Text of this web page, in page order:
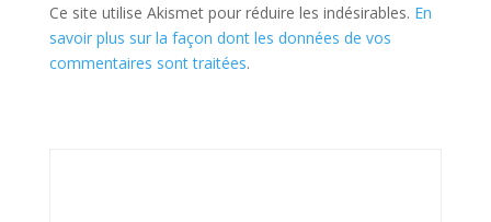
Ce site utilise Akismet pour réduire les indésirables. En
savoir plus sur la façon dont les données de vos
commentaires sont traitées.